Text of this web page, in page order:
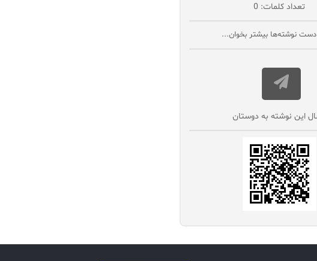
تعداد کلمات: 0
دست نوشته‌ها بیشتر بخوان...
این نوشته به دوستان‌